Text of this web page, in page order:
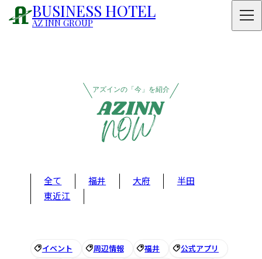
BUSINESS HOTEL
AZ INN GROUP
アズインの「今」を紹介
全て 福井 大府
半田
東近江
イベント 周辺情報 福井
公式アプリ